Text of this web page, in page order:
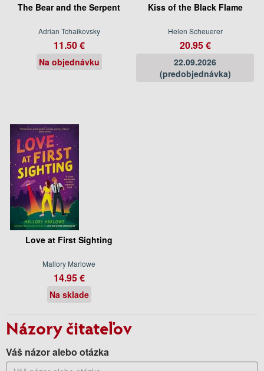
The Bear and the Serpent
Adrian Tchaikovsky
11.50 €
Na objednávku
Kiss of the Black Flame
Helen Scheuerer
20.95 €
22.09.2026
(predobjednávka)
Love at First Sighting
Mallory Marlowe
14.95 €
Na sklade
Názory čitateľov
Váš názor alebo otázka